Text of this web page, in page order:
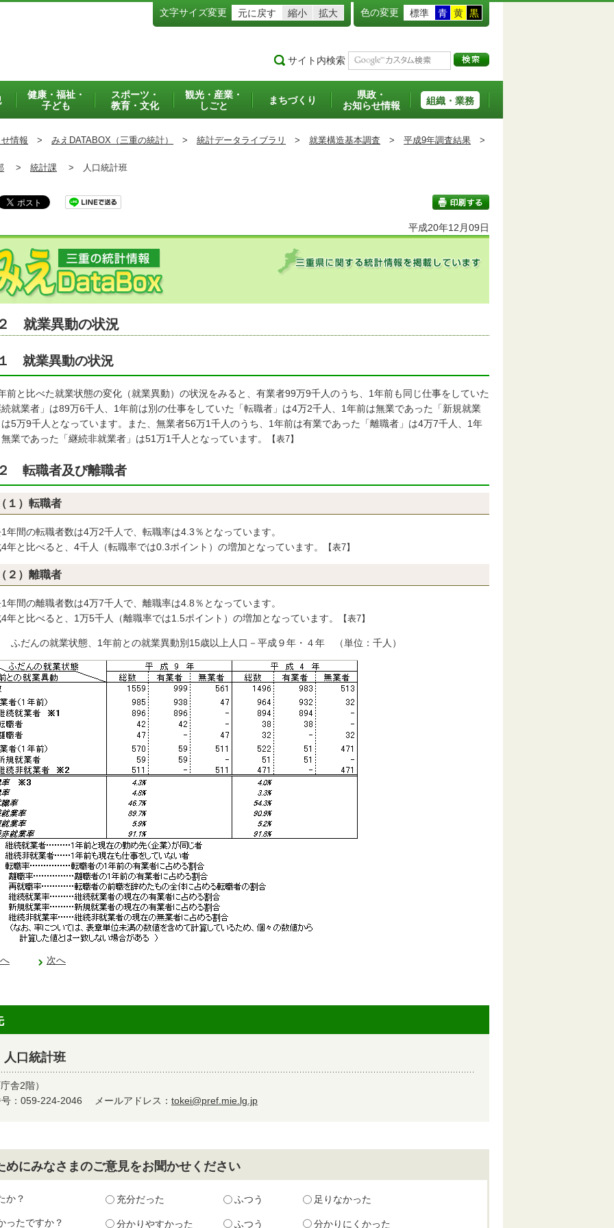
文字サイズ変更 元に戻す 縮小 拡大 色の変更 標準 青 黄 黒
サイト内検索
健康・福祉・
子ども
スポーツ・
教育・文化
観光・産業・
しごと
まちづくり
県政・
お知らせ情報
組織・業務
情報 > みえDATABOX（三重の統計） > 統計データライブラリ > 就業構造基本調査 > 平成9年調査結果 >
> 統計課 > 人口統計班
印刷する
平成20年12月09日
就業異動の状況
就業異動の状況
前と比べた就業状態の変化（就業異動）の状況をみると、有業者99万9千人のうち、1年前も同じ仕事をしていた
就業者」は89万6千人、1年前は別の仕事をしていた「転職者」は4万2千人、1年前は無業であった「新規就業
5万9千人となっています。また、無業者56万1千人のうち、1年前は有業であった「離職者」は4万7千人、1年
業であった「継続非就業者」は51万1千人となっています。
【表7】
転職者及び離職者
１）転職者
年間の転職者数は4万2千人で、転職率は4.3％となっています。
年と比べると、4千人（転職率では0.3ポイント）の増加となっています。
【表7】
２）離職者
年間の離職者数は4万7千人で、離職率は4.8％となっています。
年と比べると、1万5千人（離職率では1.5ポイント）の増加となっています。
【表7】
ふだんの就業状態、1年前との就業異動別15歳以上人口－平成９年・４年 （単位：千人）
次へ
口統計班
舎2階）
：059-224-2046
メールアドレス： tokei@pref.mie.lg.jp
にみなさまのご意見をお聞かせください
か？ 充分だった ふつう 足りなかった
ったですか？ 分かりやすかった ふつう 分かりにくかった